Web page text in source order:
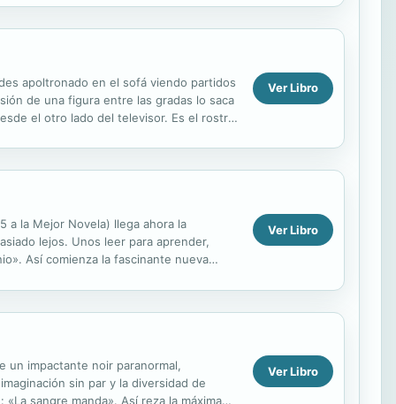
apoltronado en el sofá viendo partidos
de una figura entre las gradas lo saca
el otro lado del televisor. Es el rostro
Ver Libro
a la Mejor Novela) llega ahora la
lejos. Unos leer para aprender,
Así comienza la fascinante nueva
Ver Libro
un impactante noir paranormal,
sin par y la diversidad de
sangre manda». Así reza la máxima
Ver Libro